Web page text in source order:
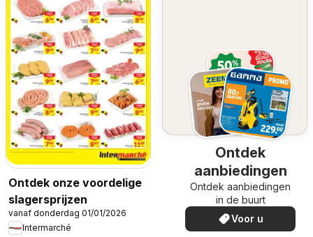
Ontdek onze voordelige
slagersprijzen
vanaf donderdag 01/01/2026
Intermarché
Ontdek
aanbiedingen
Ontdek aanbiedingen
in de buurt
Voor u